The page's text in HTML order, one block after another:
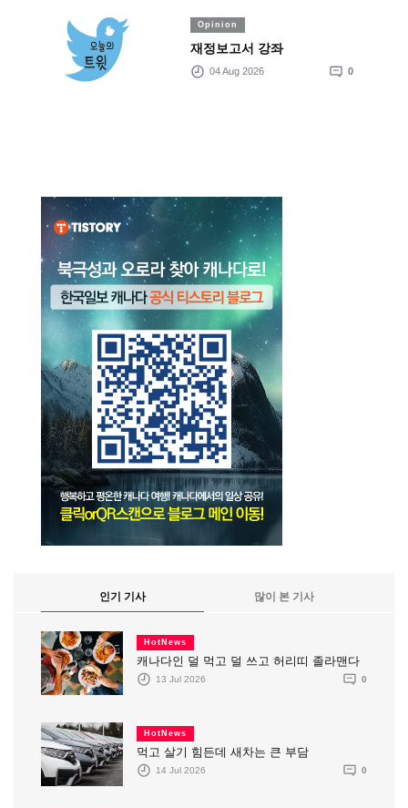
Opinion
재정보고서 강좌
04 Aug 2026 0
인기 기사 많이 본 기사
HotNews
캐나다인 덜 먹고 덜 쓰고 허리띠 졸라맨다
13 Jul 2026 0
HotNews
먹고 살기 힘든데 새차는 큰 부담
14 Jul 2026 0